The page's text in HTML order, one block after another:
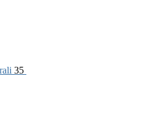
35